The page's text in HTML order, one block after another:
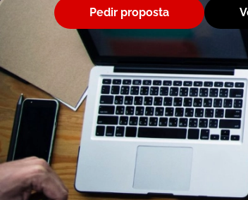
Pedir proposta